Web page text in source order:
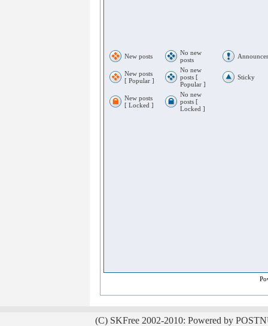
New posts
No new
posts
New posts
[ Popular ]
No new
posts [
Popular ]
Sticky
New posts
[ Locked ]
No new
posts [
Locked ]
(C) SKFree 2002-2010: Powered by